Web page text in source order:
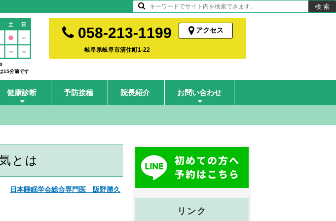
058-213-1199
岐阜県岐阜市清住町1-22
アクセス
15分前です
健康診断 予防接種 院長紹介 お問い合わせ
とは
日本睡眠学会総合専門医 阪野勝久
リンク